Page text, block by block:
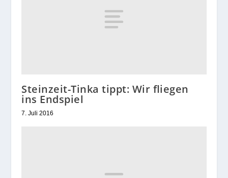
Steinzeit-Tinka tippt: Wir fliegen
ins Endspiel
7. Juli 2016